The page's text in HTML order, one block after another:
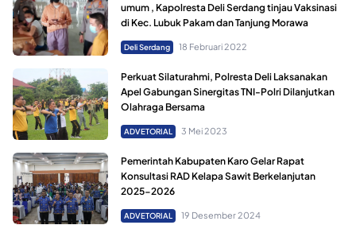
umum , Kapolresta Deli Serdang tinjau Vaksinasi
di Kec. Lubuk Pakam dan Tanjung Morawa
Deli Serdang 18 Februari 2022
Perkuat Silaturahmi, Polresta Deli Laksanakan
Apel Gabungan Sinergitas TNI-Polri Dilanjutkan
Olahraga Bersama
ADVETORIAL 3 Mei 2023
Pemerintah Kabupaten Karo Gelar Rapat
Konsultasi RAD Kelapa Sawit Berkelanjutan
2025-2026
ADVETORIAL 19 Desember 2024